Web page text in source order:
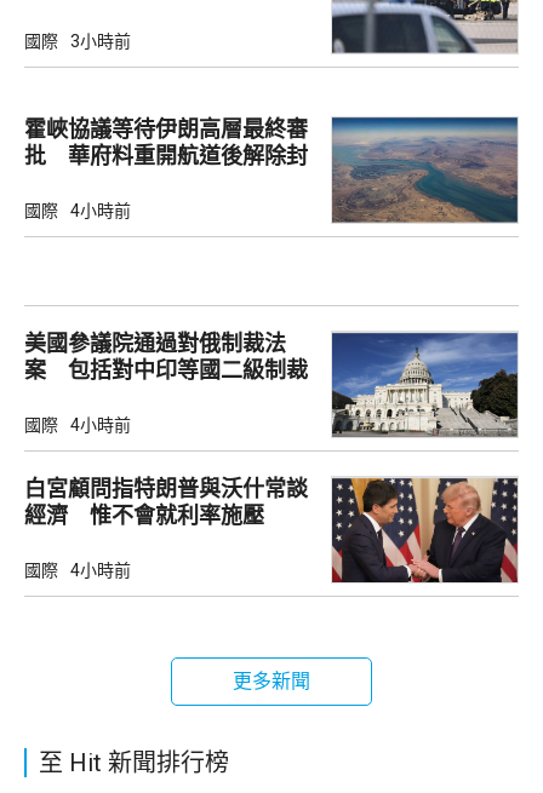
國際 3小時前
霍峽協議等待伊朗高層最終審
批 華府料重開航道後解除封
國際 4小時前
美國參議院通過對俄制裁法
案 包括對中印等國二級制裁
國際 4小時前
白宮顧問指特朗普與沃什常談
經濟 惟不會就利率施壓
國際 4小時前
更多新聞
至 Hit 新聞排行榜